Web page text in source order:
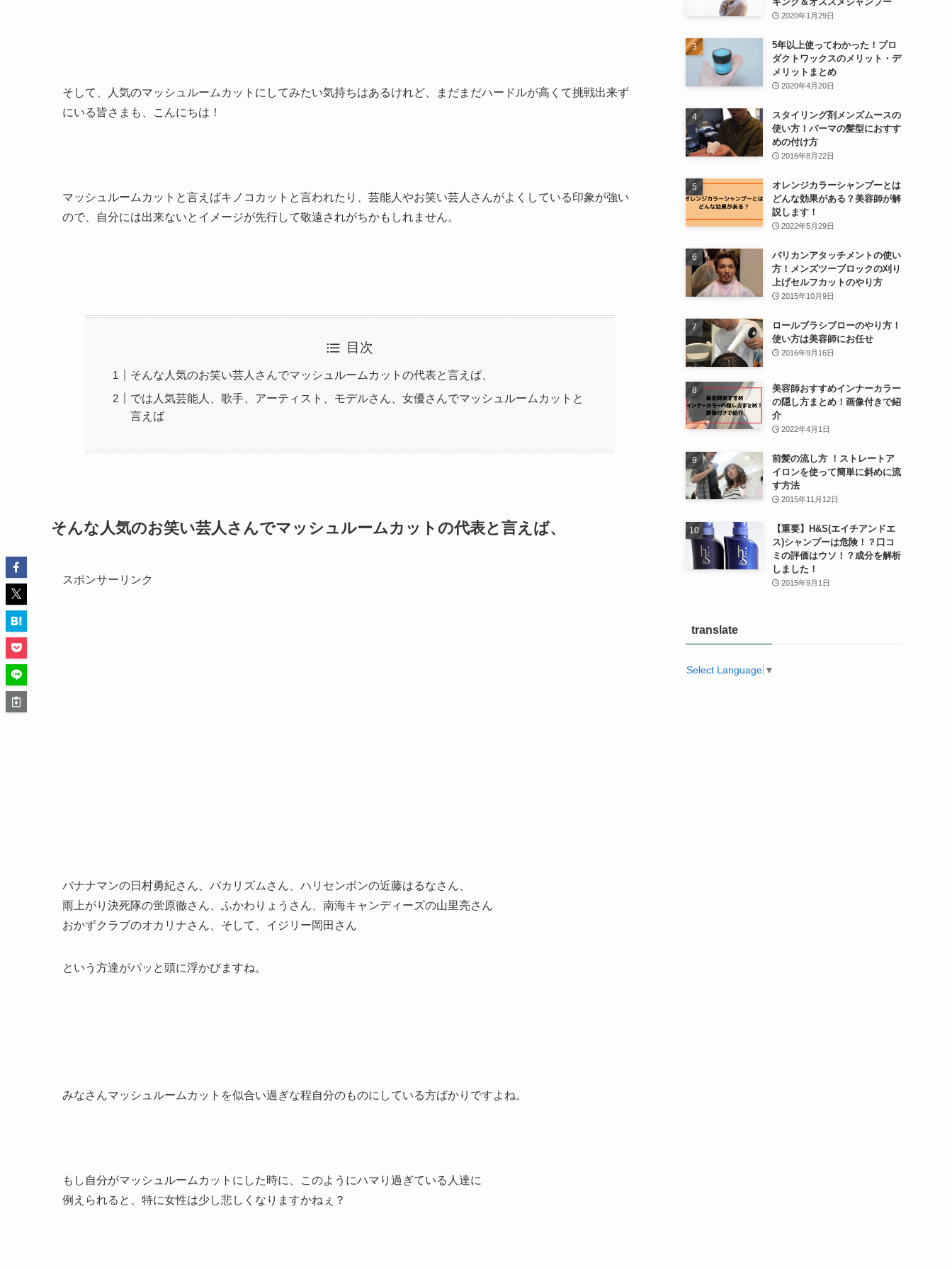
そして、人気のマッシュルームカットにしてみたい気持ちはあるけれど、まだまだハードルが高くて挑戦出来ず
にいる皆さまも、こんにちは！
マッシュルームカットと言えばキノコカットと言われたり、芸能人やお笑い芸人さんがよくしている印象が強い
ので、自分には出来ないとイメージが先行して敬遠されがちかもしれません。
目次
そんな人気のお笑い芸人さんでマッシュルームカットの代表と言えば、
では人気芸能人、歌手、アーティスト、モデルさん、女優さんでマッシュルームカットと
言えば
そんな人気のお笑い芸人さんでマッシュルームカットの代表と言えば、
スポンサーリンク
バナナマンの日村勇紀さん、バカリズムさん、ハリセンボンの近藤はるなさん、
雨上がり決死隊の蛍原徹さん、ふかわりょうさん、南海キャンディーズの山里亮さん
おかずクラブのオカリナさん、そして、イジリー岡田さん
という方達がパッと頭に浮かびますね。
みなさんマッシュルームカットを似合い過ぎな程自分のものにしている方ばかりですよね。
もし自分がマッシュルームカットにした時に、このようにハマり過ぎている人達に
例えられると、特に女性は少し悲しくなりますかねぇ？
2020年1月29日
5年以上使ってわかった！プロ
ダクトワックスのメリット・デ
メリットまとめ
2020年4月20日
スタイリング剤メンズムースの
使い方！パーマの髪型におすす
めの付け方
2016年8月22日
オレンジカラーシャンプーとは
どんな効果がある？美容師が解
説します！
2022年5月29日
バリカンアタッチメントの使い
方！メンズツーブロックの刈り
上げセルフカットのやり方
2015年10月9日
ロールブラシブローのやり方！
使い方は美容師にお任せ
2016年9月16日
美容師おすすめインナーカラー
の隠し方まとめ！画像付きで紹
介
2022年4月1日
前髪の流し方 ！ストレートア
イロンを使って簡単に斜めに流
す方法
2015年11月12日
【重要】H&S(エイチアンドエ
ス)シャンプーは危険！？口コ
ミの評価はウソ！？成分を解析
しました！
2015年9月1日
translate
Select Language ▼